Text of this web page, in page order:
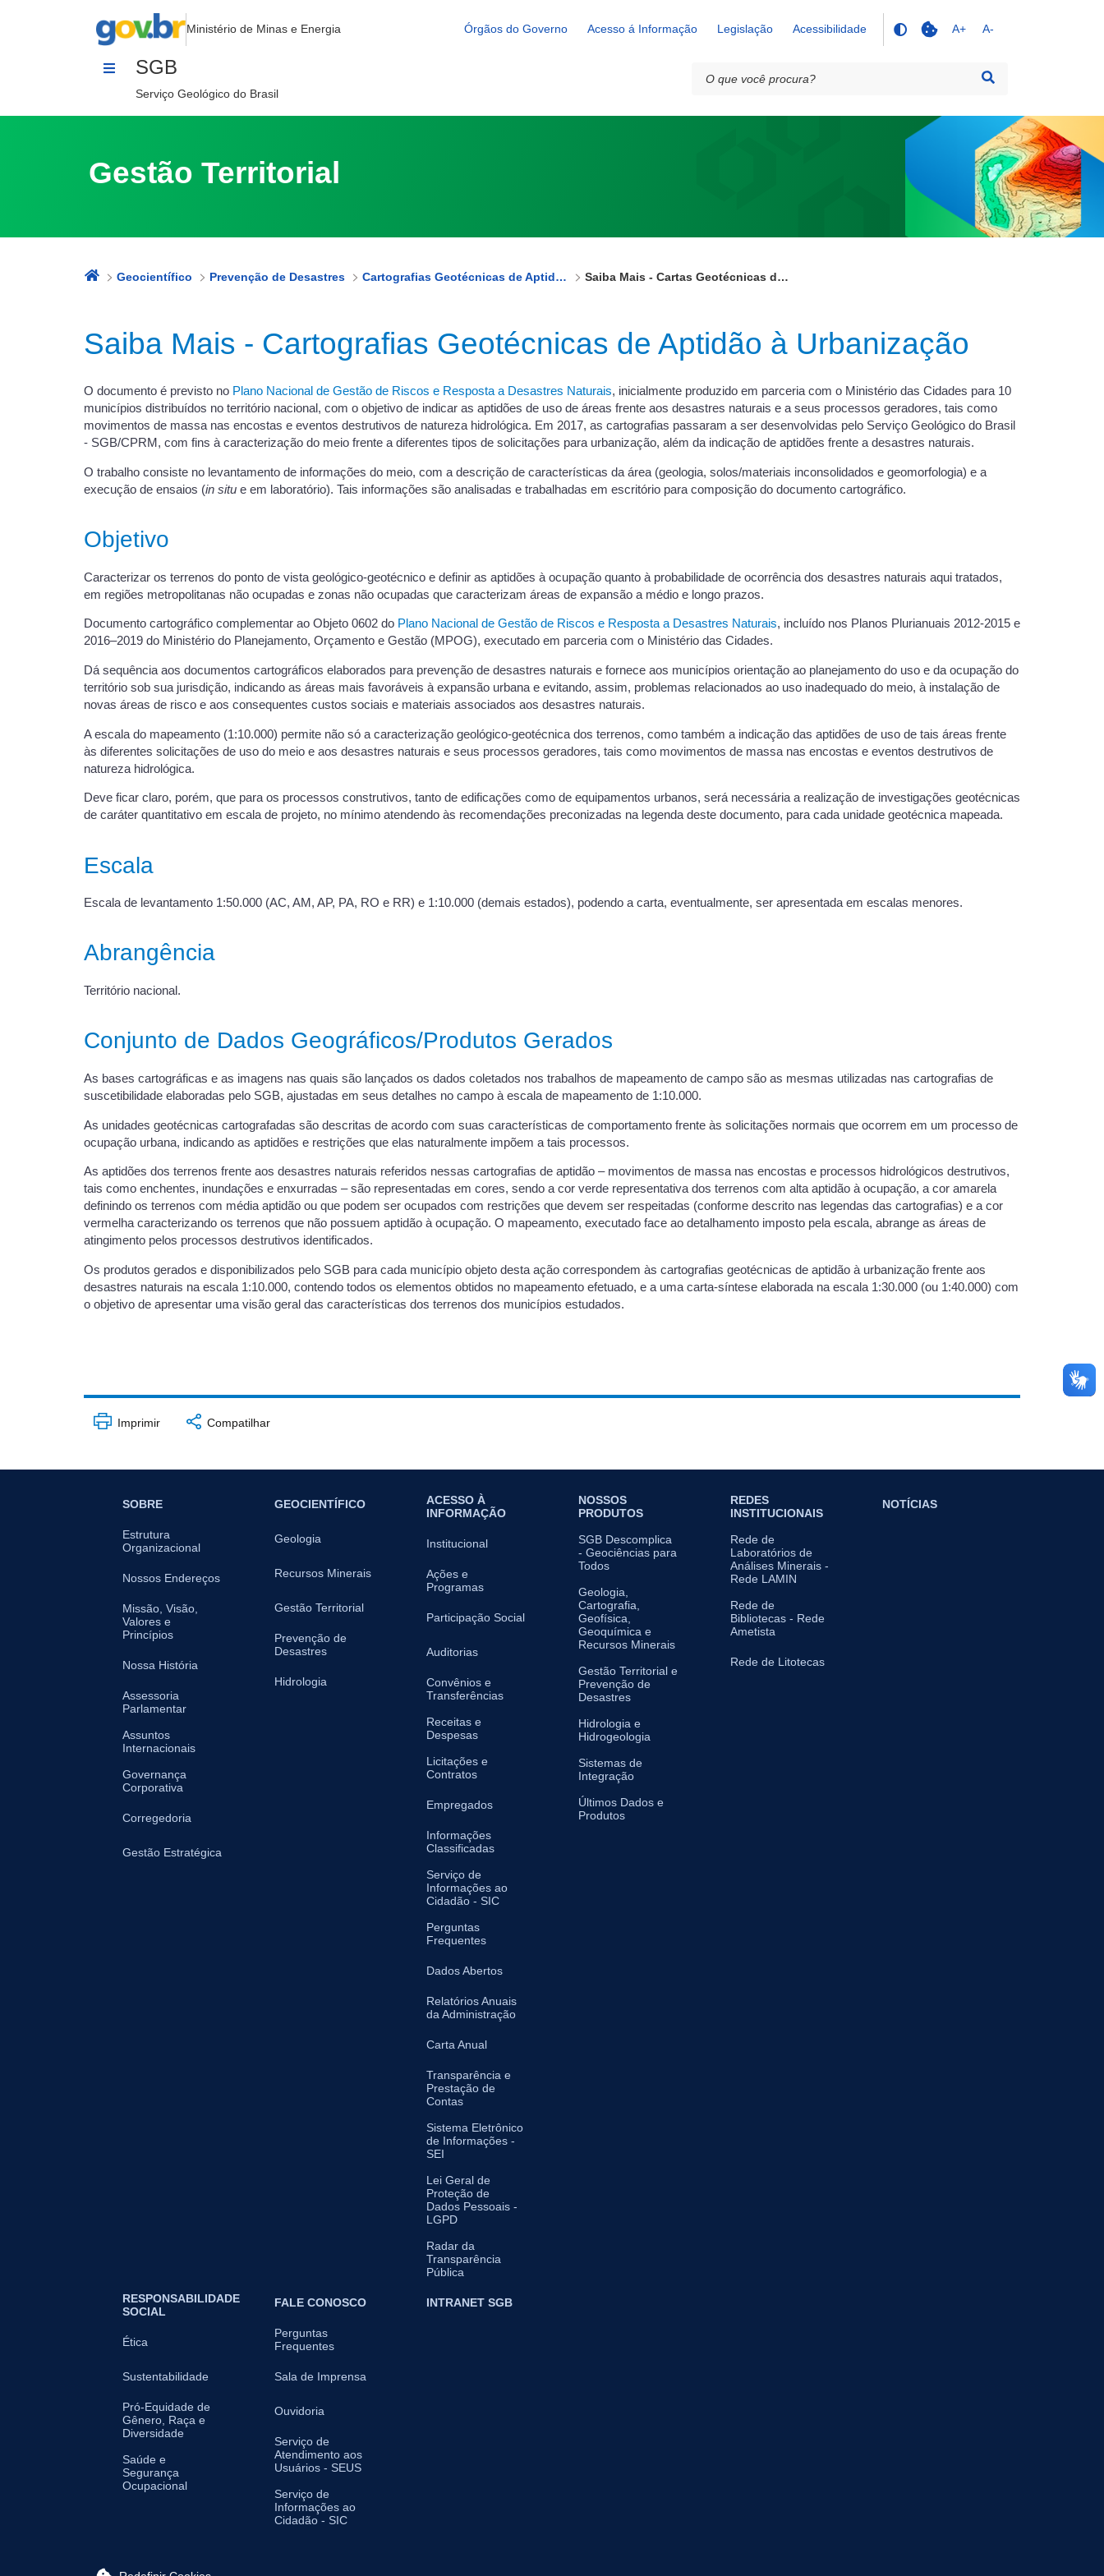
Saiba Mais - Cartas Geotécnicas de Aptidão à Urbanização
Ministério de Minas e Energia Órgãos do Governo Acesso á Informação Legislação Acessibilidade A+ A-
SGB
Serviço Geológico do Brasil
Gestão Territorial
Geocientífico Prevenção de Desastres Cartografias Geotécnicas de Aptidão à Urbanização Saiba Mais - Cartas Geotécnicas de Aptidão à Urbanização
Saiba Mais - Cartografias Geotécnicas de Aptidão à Urbanização
O documento é previsto no Plano Nacional de Gestão de Riscos e Resposta a Desastres Naturais, inicialmente produzido em parceria com o Ministério das Cidades para 10
municípios distribuídos no território nacional, com o objetivo de indicar as aptidões de uso de áreas frente aos desastres naturais e a seus processos geradores, tais como
movimentos de massa nas encostas e eventos destrutivos de natureza hidrológica. Em 2017, as cartografias passaram a ser desenvolvidas pelo Serviço Geológico do Brasil
- SGB/CPRM, com fins à caracterização do meio frente a diferentes tipos de solicitações para urbanização, além da indicação de aptidões frente a desastres naturais.
O trabalho consiste no levantamento de informações do meio, com a descrição de características da área (geologia, solos/materiais inconsolidados e geomorfologia) e a
execução de ensaios (in situ e em laboratório). Tais informações são analisadas e trabalhadas em escritório para composição do documento cartográfico.
Objetivo
Caracterizar os terrenos do ponto de vista geológico-geotécnico e definir as aptidões à ocupação quanto à probabilidade de ocorrência dos desastres naturais aqui tratados,
em regiões metropolitanas não ocupadas e zonas não ocupadas que caracterizam áreas de expansão a médio e longo prazos.
Documento cartográfico complementar ao Objeto 0602 do Plano Nacional de Gestão de Riscos e Resposta a Desastres Naturais, incluído nos Planos Plurianuais 2012-2015 e
2016–2019 do Ministério do Planejamento, Orçamento e Gestão (MPOG), executado em parceria com o Ministério das Cidades.
Dá sequência aos documentos cartográficos elaborados para prevenção de desastres naturais e fornece aos municípios orientação ao planejamento do uso e da ocupação do
território sob sua jurisdição, indicando as áreas mais favoráveis à expansão urbana e evitando, assim, problemas relacionados ao uso inadequado do meio, à instalação de
novas áreas de risco e aos consequentes custos sociais e materiais associados aos desastres naturais.
A escala do mapeamento (1:10.000) permite não só a caracterização geológico-geotécnica dos terrenos, como também a indicação das aptidões de uso de tais áreas frente
às diferentes solicitações de uso do meio e aos desastres naturais e seus processos geradores, tais como movimentos de massa nas encostas e eventos destrutivos de
natureza hidrológica.
Deve ficar claro, porém, que para os processos construtivos, tanto de edificações como de equipamentos urbanos, será necessária a realização de investigações geotécnicas
de caráter quantitativo em escala de projeto, no mínimo atendendo às recomendações preconizadas na legenda deste documento, para cada unidade geotécnica mapeada.
Escala
Escala de levantamento 1:50.000 (AC, AM, AP, PA, RO e RR) e 1:10.000 (demais estados), podendo a carta, eventualmente, ser apresentada em escalas menores.
Abrangência
Território nacional.
Conjunto de Dados Geográficos/Produtos Gerados
As bases cartográficas e as imagens nas quais são lançados os dados coletados nos trabalhos de mapeamento de campo são as mesmas utilizadas nas cartografias de
suscetibilidade elaboradas pelo SGB, ajustadas em seus detalhes no campo à escala de mapeamento de 1:10.000.
As unidades geotécnicas cartografadas são descritas de acordo com suas características de comportamento frente às solicitações normais que ocorrem em um processo de
ocupação urbana, indicando as aptidões e restrições que elas naturalmente impõem a tais processos.
As aptidões dos terrenos frente aos desastres naturais referidos nessas cartografias de aptidão – movimentos de massa nas encostas e processos hidrológicos destrutivos,
tais como enchentes, inundações e enxurradas – são representadas em cores, sendo a cor verde representativa dos terrenos com alta aptidão à ocupação, a cor amarela
definindo os terrenos com média aptidão ou que podem ser ocupados com restrições que devem ser respeitadas (conforme descrito nas legendas das cartografias) e a cor
vermelha caracterizando os terrenos que não possuem aptidão à ocupação. O mapeamento, executado face ao detalhamento imposto pela escala, abrange as áreas de
atingimento pelos processos destrutivos identificados.
Os produtos gerados e disponibilizados pelo SGB para cada município objeto desta ação correspondem às cartografias geotécnicas de aptidão à urbanização frente aos
desastres naturais na escala 1:10.000, contendo todos os elementos obtidos no mapeamento efetuado, e a uma carta-síntese elaborada na escala 1:30.000 (ou 1:40.000) com
o objetivo de apresentar uma visão geral das características dos terrenos dos municípios estudados.
Imprimir Compatilhar
SOBRE
Estrutura
Organizacional
Nossos Endereços
Missão, Visão,
Valores e
Princípios
Nossa História
Assessoria
Parlamentar
Assuntos
Internacionais
Governança
Corporativa
Corregedoria
Gestão Estratégica
GEOCIENTÍFICO
Geologia
Recursos Minerais
Gestão Territorial
Prevenção de
Desastres
Hidrologia
ACESSO À
INFORMAÇÃO
Institucional
Ações e
Programas
Participação Social
Auditorias
Convênios e
Transferências
Receitas e
Despesas
Licitações e
Contratos
Empregados
Informações
Classificadas
Serviço de
Informações ao
Cidadão - SIC
Perguntas
Frequentes
Dados Abertos
Relatórios Anuais
da Administração
Carta Anual
Transparência e
Prestação de
Contas
Sistema Eletrônico
de Informações -
SEI
Lei Geral de
Proteção de
Dados Pessoais -
LGPD
Radar da
Transparência
Pública
NOSSOS
PRODUTOS
SGB Descomplica
- Geociências para
Todos
Geologia,
Cartografia,
Geofísica,
Geoquímica e
Recursos Minerais
Gestão Territorial e
Prevenção de
Desastres
Hidrologia e
Hidrogeologia
Sistemas de
Integração
Últimos Dados e
Produtos
REDES
INSTITUCIONAIS
Rede de
Laboratórios de
Análises Minerais -
Rede LAMIN
Rede de
Bibliotecas - Rede
Ametista
Rede de Litotecas
NOTÍCIAS
RESPONSABILIDADE
SOCIAL
Ética
Sustentabilidade
Pró-Equidade de
Gênero, Raça e
Diversidade
Saúde e
Segurança
Ocupacional
FALE CONOSCO
Perguntas
Frequentes
Sala de Imprensa
Ouvidoria
Serviço de
Atendimento aos
Usuários - SEUS
Serviço de
Informações ao
Cidadão - SIC
INTRANET SGB